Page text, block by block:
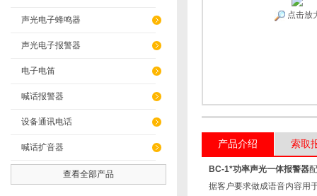
声光电子蜂鸣器
声光电子报警器
电子电笛
喊话报警器
设备通讯电话
喊话扩音器
查看全部产品
点击放
产品介绍 索取
BC-1*功率声光一体报警器
据客户要求做成语音内容用